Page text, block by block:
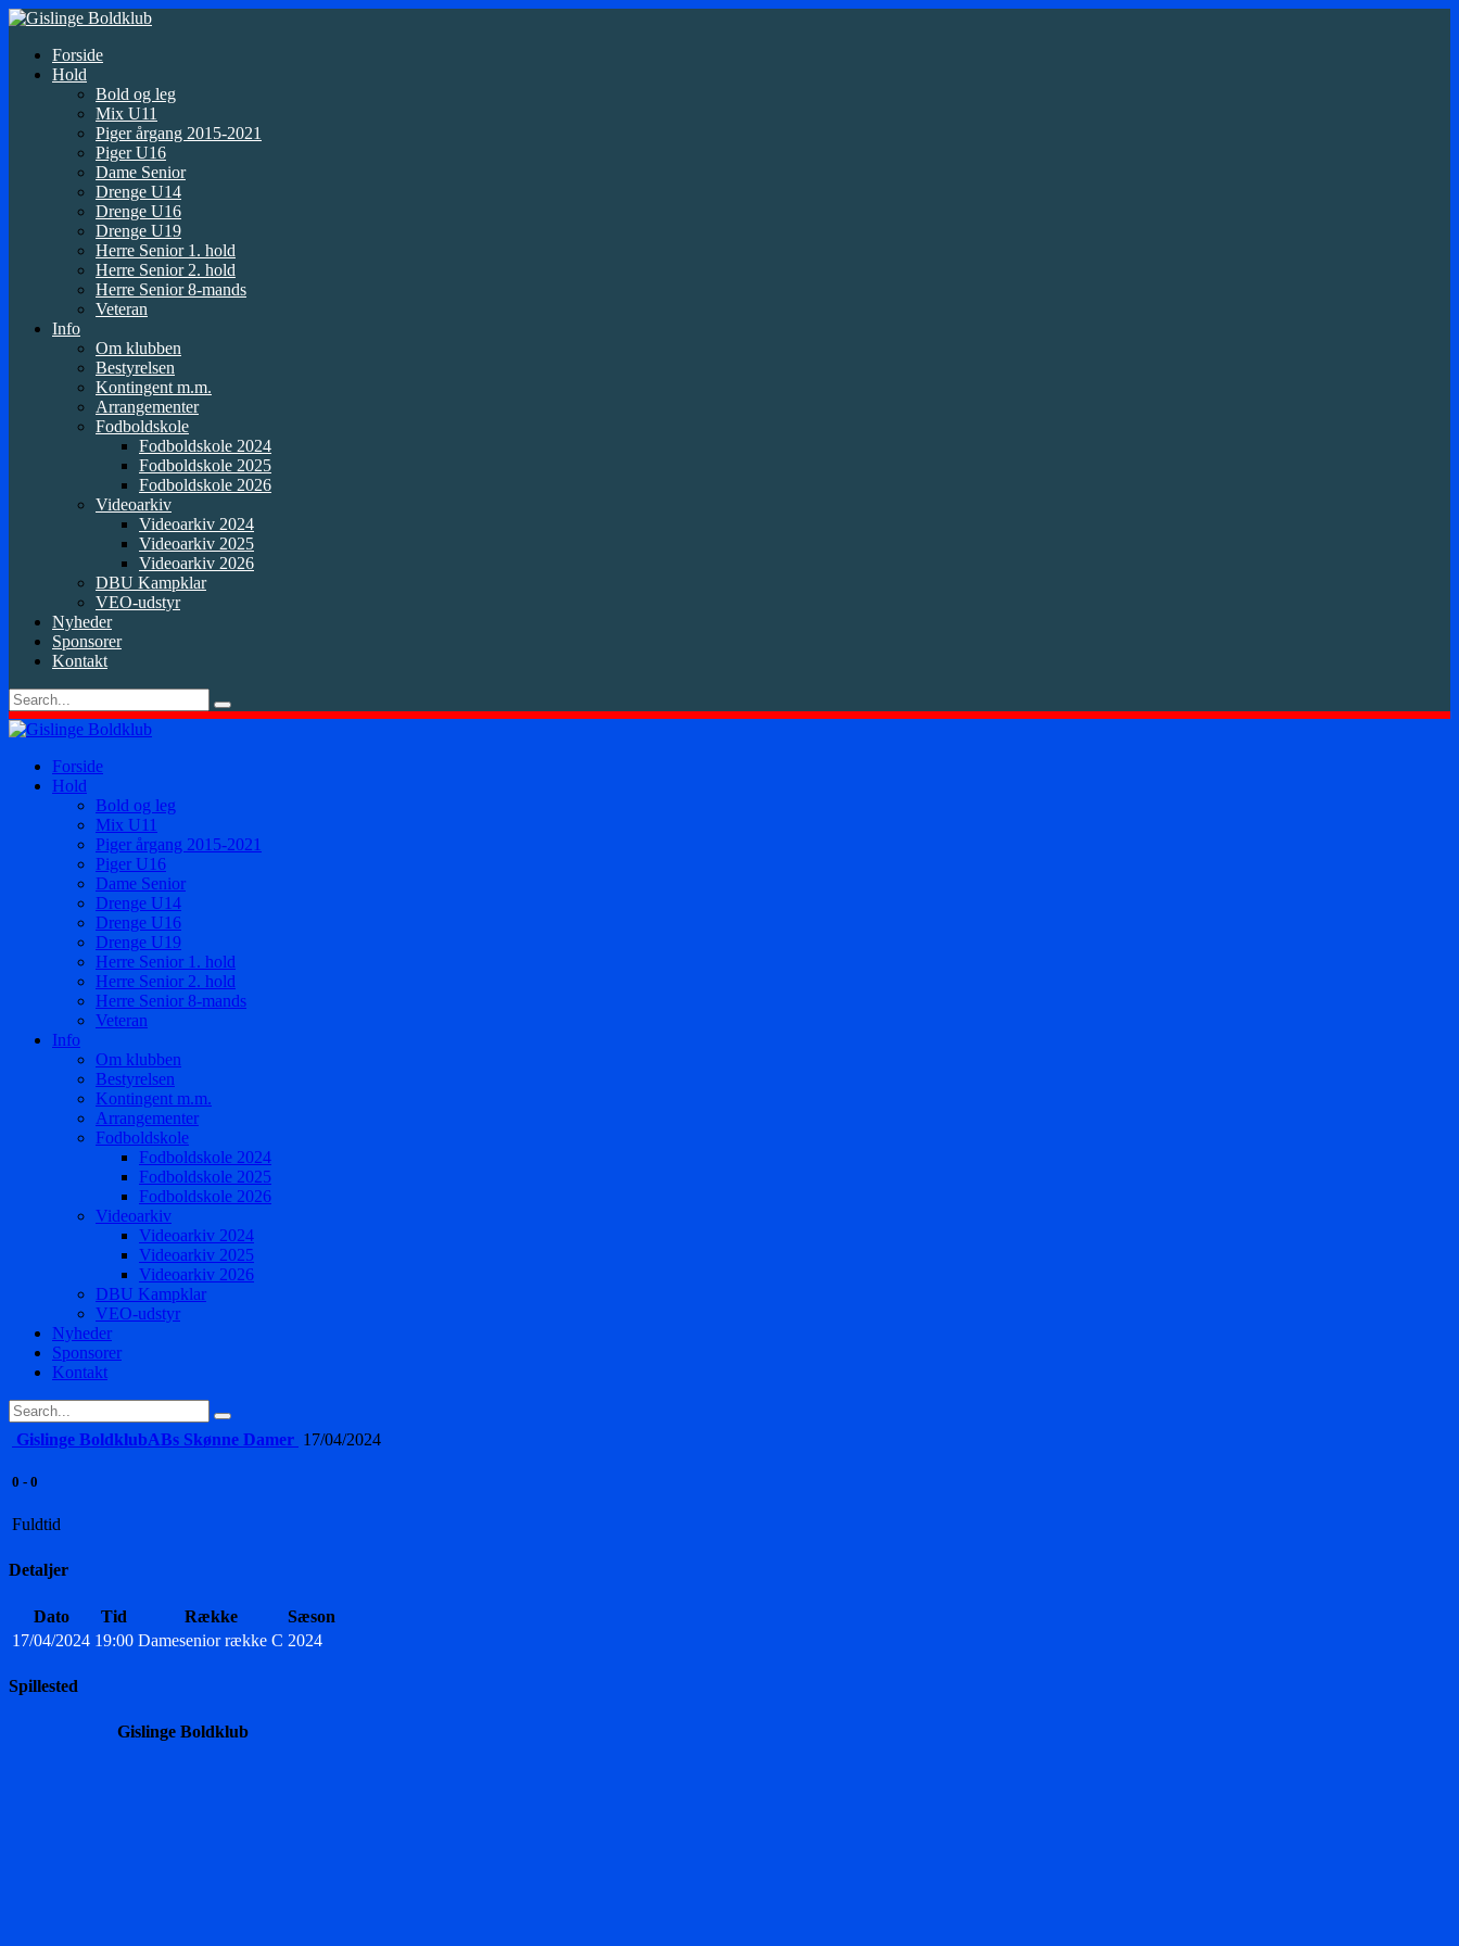
Forside
Hold
Bold og leg
Mix U11
Piger årgang 2015-2021
Piger U16
Dame Senior
Drenge U14
Drenge U16
Drenge U19
Herre Senior 1. hold
Herre Senior 2. hold
Herre Senior 8-mands
Veteran
Info
Om klubben
Bestyrelsen
Kontingent m.m.
Arrangementer
Fodboldskole
Fodboldskole 2024
Fodboldskole 2025
Fodboldskole 2026
Videoarkiv
Videoarkiv 2024
Videoarkiv 2025
Videoarkiv 2026
DBU Kampklar
VEO-udstyr
Nyheder
Sponsorer
Kontakt
Forside
Hold
Bold og leg
Mix U11
Piger årgang 2015-2021
Piger U16
Dame Senior
Drenge U14
Drenge U16
Drenge U19
Herre Senior 1. hold
Herre Senior 2. hold
Herre Senior 8-mands
Veteran
Info
Om klubben
Bestyrelsen
Kontingent m.m.
Arrangementer
Fodboldskole
Fodboldskole 2024
Fodboldskole 2025
Fodboldskole 2026
Videoarkiv
Videoarkiv 2024
Videoarkiv 2025
Videoarkiv 2026
DBU Kampklar
VEO-udstyr
Nyheder
Sponsorer
Kontakt
Gislinge BoldklubABs Skønne Damer 17/04/2024
0 - 0
Fuldtid
Detaljer
Dato Tid Række
Sæson
17/04/2024 19:00 Damesenior række C 2024
Spillested
Gislinge Boldklub